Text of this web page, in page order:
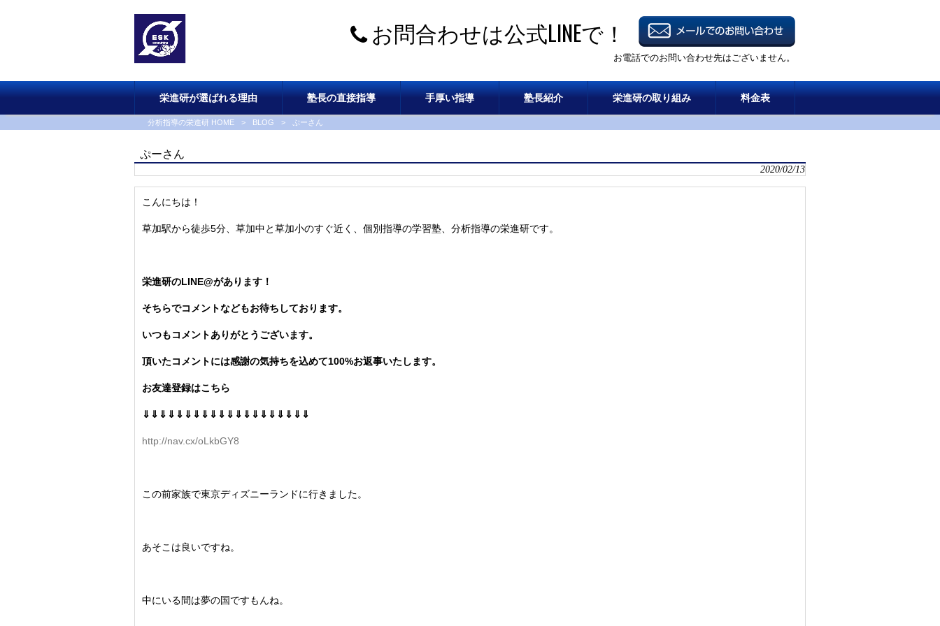
お問合わせは公式LINEで！
お電話でのお問い合わせ先はございません。
栄進研が選ばれる理由 塾長の直接指導 手厚い指導 塾長紹介 栄進研の取り組み 料金表
分析指導の栄進研 HOME > BLOG > ぷーさん
ぷーさん
2020/02/13
こんにちは！
草加駅から徒歩5分、草加中と草加小のすぐ近く、個別指導の学習塾、分析指導の栄進研です。
栄進研のLINE@があります！
そちらでコメントなどもお待ちしております。
いつもコメントありがとうございます。
頂いたコメントには感謝の気持ちを込めて100%お返事いたします。
お友達登録はこちら
⇓⇓⇓⇓⇓⇓⇓⇓⇓⇓⇓⇓⇓⇓⇓⇓⇓⇓⇓⇓
http://nav.cx/oLkbGY8
この前家族で東京ディズニーランドに行きました。
あそこは良いですね。
中にいる間は夢の国ですもんね。